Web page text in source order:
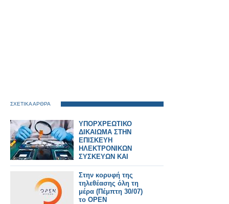
ΣΧΕΤΙΚΑ ΑΡΘΡΑ
ΥΠΟΡΧΡΕΩΤΙΚΟ
ΔΙΚΑΙΩΜΑ ΣΤΗΝ
ΕΠΙΣΚΕΥΗ
ΗΛΕΚΤΡΟΝΙΚΩΝ
ΣΥΣΚΕΥΩΝ ΚΑΙ
SPARTPHONES ΣΤΗΝ
ΕΛΛΑΔΑ
Στην κορυφή της
τηλεθέασης όλη τη
μέρα (Πέμπτη 30/07)
το OPEN